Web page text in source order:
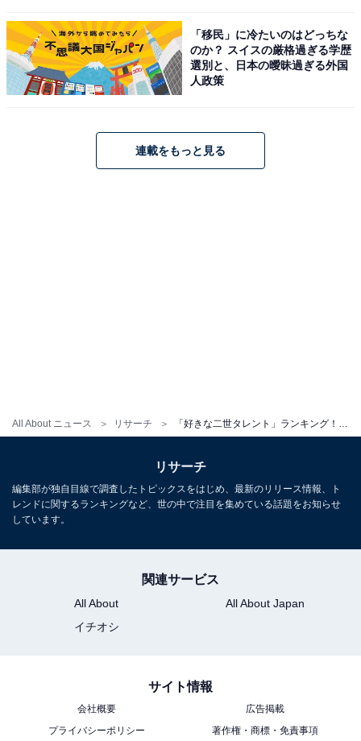
All About ニュース リサーチ
カー元日本代表でジュビロ磐田の初代監督を務めた長澤
和明さんですが、親の看板を感じさせない圧倒的な華と
確かな演技力で、男女問わず多くのファンに愛されてい
ます。
「長澤まさみさんは圧倒的なビジュアルに加え、演
いことで女優 長澤まさみというイメージを長年保
っているのがとても素敵だと思います」（20代女性
／千葉県）
※回答者からのコメントは原文ママです
※記事内容は執筆時点のものです。最新の内容をご確認
「移民」に冷たいのはどっちな
のか？ スイスの厳格過ぎる学歴
選別と、日本の曖昧過ぎる外国
人政策
連載をもっと見る
リサーチ
編集部が独自目線で調査したトピックスをはじめ、最新のリリース情報、ト
レンドに関するランキングなど、世の中で注目を集めている話題をお知らせ
しています。
関連サービス
All About
All About Japan
イチオシ
サイト情報
会社概要
広告掲載
プライバシーポリシー
著作権・商標・免責事項